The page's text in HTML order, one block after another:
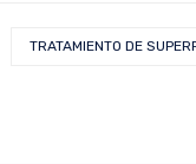
TRATAMIENTO DE